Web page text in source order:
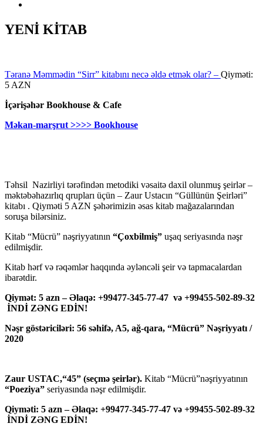
YENİ KİTAB
Təranə Məmmədin “Sirr” kitabını necə əldə etmək olar? – Qiyməti:
5 AZN
İçərişəhər Bookhouse & Cafe
Məkan-marşrut >>>> Bookhouse
Təhsil Nazirliyi tərəfindən metodiki vəsaitə daxil olunmuş şeirlər –
məktəbəhazırlıq qrupları üçün – Zaur Ustacın “Güllünün Şeirləri”
kitabı . Qiyməti 5 AZN şəhərimizin əsas kitab mağazalarından
soruşa bilərsiniz.
Kitab “Mücrü” nəşriyyatının “Çoxbilmiş” uşaq seriyasında nəşr
edilmişdir.
Kitab hərf və rəqəmlər haqqında əyləncəli şeir və tapmacalardan
ibarətdir.
Qiymət: 5 azn – Əlaqə: +99477-345-77-47 və +99455-502-89-32
İNDİ ZƏNG EDİN!
Nəşr göstəriciləri: 56 səhifə, A5, ağ-qara, “Mücrü” Nəşriyyatı /
2020
Zaur USTAC,“45” (seçmə şeirlər). Kitab “Mücrü”nəşriyyatının
“Poeziya” seriyasında nəşr edilmişdir.
Qiyməti: 5 azn – Əlaqə: +99477-345-77-47 və +99455-502-89-32
İNDİ ZƏNG EDİN!